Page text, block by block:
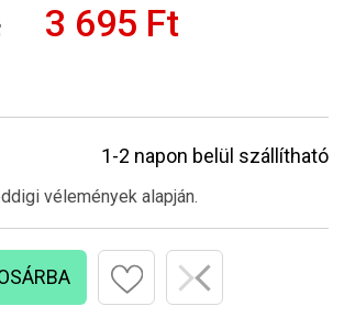
3 695 Ft
1-2 napon belül szállítható
vélemények alapján.